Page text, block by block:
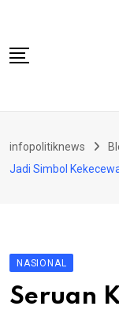
content
Politik & Hukum
Olahraga
Kolom
infopolitiknews
Jadi Simbol
NASIONAL
Seruan